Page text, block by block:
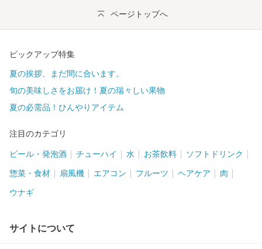
ページトップへ
ピックアップ特集
夏の挨拶、まだ間に合います。
旬の美味しさをお届け！夏の瑞々しい果物
夏の必需品！ひんやりアイテム
注目のカテゴリ
ビール・発泡酒 チューハイ 水 お茶飲料 ソフトドリンク
惣菜・食材 扇風機 エアコン フルーツ ヘアケア 肉
ウナギ
サイトについて